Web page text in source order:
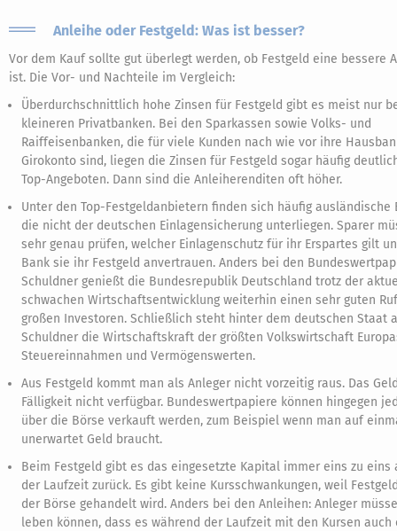
Anleihe oder Festgeld: Was ist besser?
Vor dem Kauf sollte gut überlegt werden, ob Festgeld eine bessere
ist. Die Vor- und Nachteile im Vergleich:
Überdurchschnittlich hohe Zinsen für Festgeld gibt es meist nur
kleineren Privatbanken. Bei den Sparkassen sowie Volks- und
Raiffeisenbanken, die für viele Kunden nach wie vor ihre
Girokonto sind, liegen die Zinsen für Festgeld sogar häufig
Top-Angeboten. Dann sind die Anleiherenditen oft höher.
Unter den Top-Festgeldanbietern finden sich häufig ausländische
die nicht der deutschen Einlagensicherung unterliegen. Sparer
sehr genau prüfen, welcher Einlagenschutz für ihr Erspartes gilt
Bank sie ihr Festgeld anvertrauen. Anders bei den
Schuldner genießt die Bundesrepublik Deutschland trotz der
schwachen Wirtschaftsentwicklung weiterhin einen sehr guten
großen Investoren. Schließlich steht hinter dem deutschen Staat
Schuldner die Wirtschaftskraft der größten Volkswirtschaft
Steuereinnahmen und Vermögenswerten.
Aus Festgeld kommt man als Anleger nicht vorzeitig raus. Das
Fälligkeit nicht verfügbar. Bundeswertpapiere können hingegen
über die Börse verkauft werden, zum Beispiel wenn man auf
unerwartet Geld braucht.
Beim Festgeld gibt es das eingesetzte Kapital immer eins zu eins
der Laufzeit zurück. Es gibt keine Kursschwankungen, weil
der Börse gehandelt wird. Anders bei den Anleihen: Anleger
leben können, dass es während der Laufzeit mit den Kursen auch